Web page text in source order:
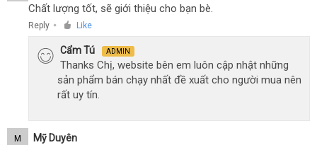
Chất lượng tốt, sẽ giới thiệu cho bạn bè.
Reply ● Like
Cẩm Tú ADMIN
Thanks Chị, website bên em luôn cập nhật những
sản phẩm bán chạy nhất đề xuất cho người mua nên
rất uy tín.
M Mỹ Duyên